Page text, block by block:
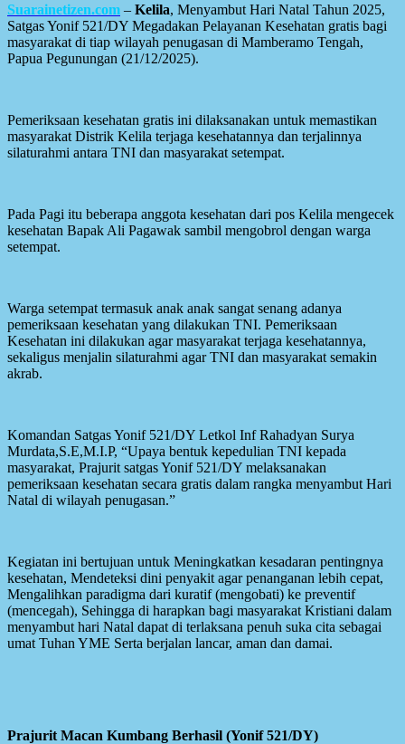
Suarainetizen.com – Kelila, Menyambut Hari Natal Tahun 2025,
Satgas Yonif 521/DY Megadakan Pelayanan Kesehatan gratis bagi
masyarakat di tiap wilayah penugasan di Mamberamo Tengah,
Papua Pegunungan (21/12/2025).
Pemeriksaan kesehatan gratis ini dilaksanakan untuk memastikan
masyarakat Distrik Kelila terjaga kesehatannya dan terjalinnya
silaturahmi antara TNI dan masyarakat setempat.
Pada Pagi itu beberapa anggota kesehatan dari pos Kelila mengecek
kesehatan Bapak Ali Pagawak sambil mengobrol dengan warga
setempat.
Warga setempat termasuk anak anak sangat senang adanya
pemeriksaan kesehatan yang dilakukan TNI. Pemeriksaan
Kesehatan ini dilakukan agar masyarakat terjaga kesehatannya,
sekaligus menjalin silaturahmi agar TNI dan masyarakat semakin
akrab.
Komandan Satgas Yonif 521/DY Letkol Inf Rahadyan Surya
Murdata,S.E,M.I.P, “Upaya bentuk kepedulian TNI kepada
masyarakat, Prajurit satgas Yonif 521/DY melaksanakan
pemeriksaan kesehatan secara gratis dalam rangka menyambut Hari
Natal di wilayah penugasan.”
Kegiatan ini bertujuan untuk Meningkatkan kesadaran pentingnya
kesehatan, Mendeteksi dini penyakit agar penanganan lebih cepat,
Mengalihkan paradigma dari kuratif (mengobati) ke preventif
(mencegah), Sehingga di harapkan bagi masyarakat Kristiani dalam
menyambut hari Natal dapat di terlaksana penuh suka cita sebagai
umat Tuhan YME Serta berjalan lancar, aman dan damai.
Prajurit Macan Kumbang Berhasil (Yonif 521/DY)